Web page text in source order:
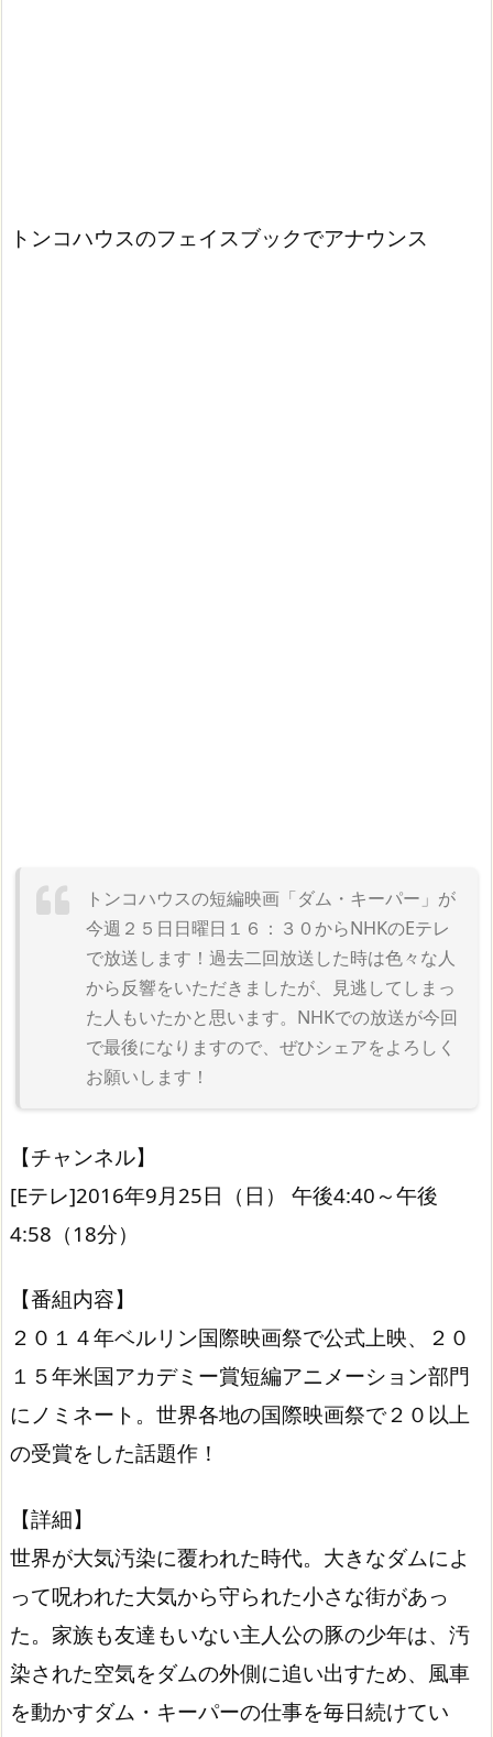
トンコハウスのフェイスブックでアナウンス
トンコハウスの短編映画「ダム・キーパー」が
今週２５日日曜日１６：３０からNHKのEテレ
で放送します！過去二回放送した時は色々な人
から反響をいただきましたが、見逃してしまっ
た人もいたかと思います。NHKでの放送が今回
で最後になりますので、ぜひシェアをよろしく
お願いします！
【チャンネル】
[Eテレ]2016年9月25日（日） 午後4:40～午後
4:58（18分）
【番組内容】
２０１４年ベルリン国際映画祭で公式上映、２０
１５年米国アカデミー賞短編アニメーション部門
にノミネート。世界各地の国際映画祭で２０以上
の受賞をした話題作！
【詳細】
世界が大気汚染に覆われた時代。大きなダムによ
って呪われた大気から守られた小さな街があっ
た。家族も友達もいない主人公の豚の少年は、汚
染された空気をダムの外側に追い出すため、風車
を動かすダム・キーパーの仕事を毎日続けてい